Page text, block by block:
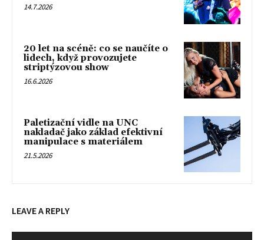
14.7.2026
20 let na scéně: co se naučíte o
lidech, když provozujete
striptýzovou show
16.6.2026
Paletizační vidle na UNC
nakladač jako základ efektivní
manipulace s materiálem
21.5.2026
LEAVE A REPLY